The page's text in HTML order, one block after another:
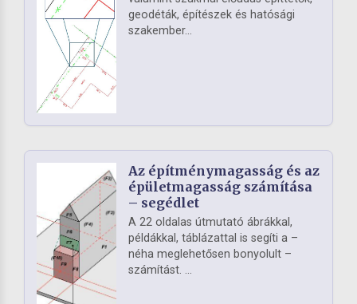
geodéták, építészek és hatósági
szakember...
Az építménymagasság és az
épületmagasság számítása
– segédlet
A 22 oldalas útmutató ábrákkal,
példákkal, táblázattal is segíti a –
néha meglehetősen bonyolult –
számítást. ...